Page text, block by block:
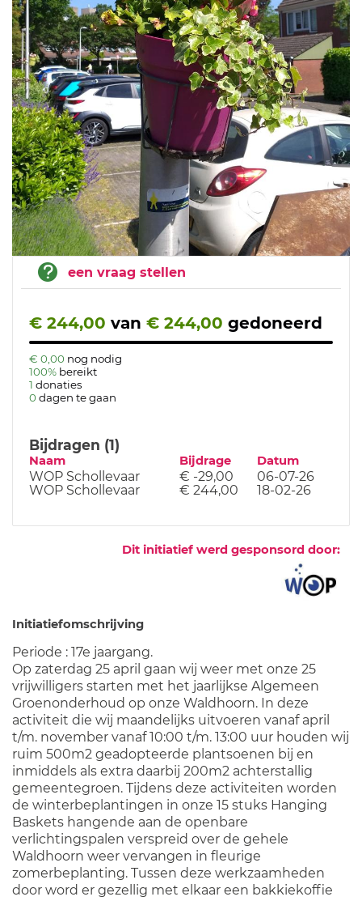
een vraag stellen
€ 244,00 van € 244,00 gedoneerd
€ 0,00 nog nodig
100% bereikt
1 donaties
0 dagen te gaan
Bijdragen (1)
Naam Bijdrage Datum
WOP Schollevaar € -29,00
06-07-26
WOP Schollevaar
€ 244,00 18-02-26
Dit initiatief werd gesponsord door:
Initiatiefomschrijving
Periode : 17e jaargang.
Op zaterdag 25 april gaan wij weer met onze 25
vrijwilligers starten met het jaarlijkse Algemeen
Groenonderhoud op onze Waldhoorn. In deze
activiteit die wij maandelijks uitvoeren vanaf april
t/m. november vanaf 10:00 t/m. 13:00 uur houden wij
ruim 500m2 geadopteerde plantsoenen bij en
inmiddels als extra daarbij 200m2 achterstallig
gemeentegroen. Tijdens deze activiteiten worden
de winterbeplantingen in onze 15 stuks Hanging
Baskets hangende aan de openbare
verlichtingspalen verspreid over de gehele
Waldhoorn weer vervangen in fleurige
zomerbeplanting. Tussen deze werkzaamheden
door word er gezellig met elkaar een bakkiekoffie